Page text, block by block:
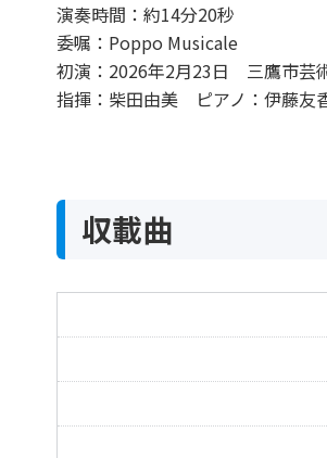
演奏時間：約14分20秒
委嘱：Poppo Musicale
初演：2026年2月23日 三鷹市芸
指揮：柴田由美 ピアノ：伊藤
収載曲